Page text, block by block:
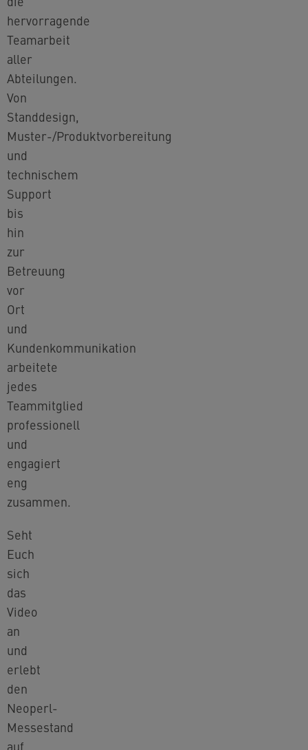
hervorragende
Teamarbeit
aller
Abteilungen.
Von
Standdesign,
Muster-/Produktvorbereitung
und
technischem
Support
bis
hin
zur
Betreuung
vor
Ort
und
Kundenkommunikation
arbeitete
jedes
Teammitglied
professionell
und
engagiert
eng
zusammen.
Seht
Euch
sich
das
Video
an
und
erlebt
den
Neoperl-
Messestand
auf